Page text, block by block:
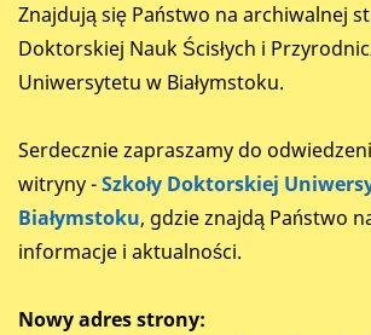
Znajdują się Państwo na archiwalnej
Doktorskiej Nauk Ścisłych i
Uniwersytetu w Białymstoku.
Serdecznie zapraszamy do
witryny -Szkoły Doktorskiej
Białymstoku, gdzie znajdą Państwo
informacje i aktualności.
Nowy adres strony: